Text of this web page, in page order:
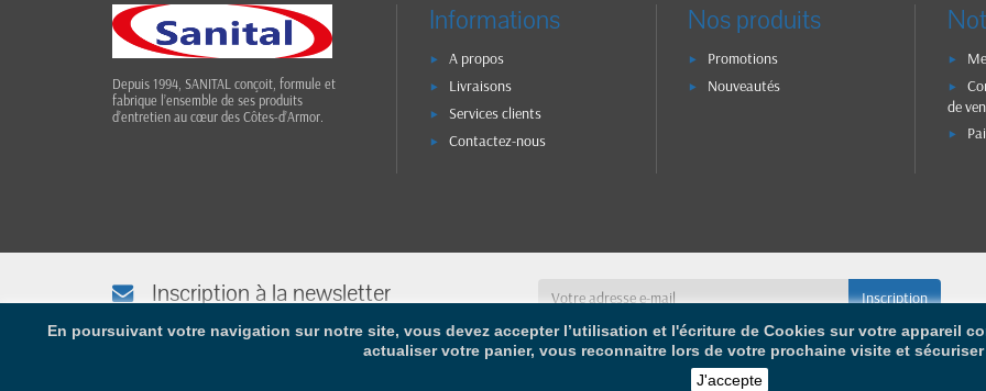
Depuis 1994, SANITAL conçoit, formule et
fabrique l’ensemble de ses produits
d’entretien au cœur des Côtes-d’Armor.
Informations
A propos
Livraisons
Services clients
Contactez-nous
Nos produits
Promotions
Nouveautés
de
En poursuivant votre navigation sur notre site, vous devez accepter l’utilisation et l'écriture de Cookies sur votre appareil
actualiser votre panier, vous reconnaitre lors de votre prochaine visite et
J'accepte
Inscription à la newsletter
Afin de vous tenir informé(e), saisissez votre adresse e-mail